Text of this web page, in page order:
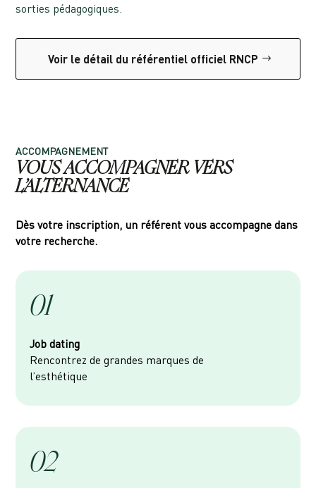
sorties pédagogiques.
Voir le détail du référentiel officiel RNCP
ACCOMPAGNEMENT
VOUS ACCOMPAGNER VERS
L’ALTERNANCE
Dès votre inscription, un référent vous accompagne dans
votre recherche.
01
Job dating
Rencontrez de grandes marques de
l’esthétique
02